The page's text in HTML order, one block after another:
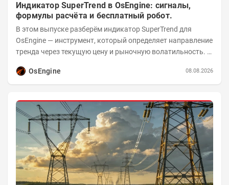
Индикатор SuperTrend в OsEngine: сигналы,
формулы расчёта и бесплатный робот.
В этом выпуске разберём индикатор SuperTrend для
OsEngine — инструмент, который определяет направление
тренда через текущую цену и рыночную волатильность. В
OsEngine
08.08.2026